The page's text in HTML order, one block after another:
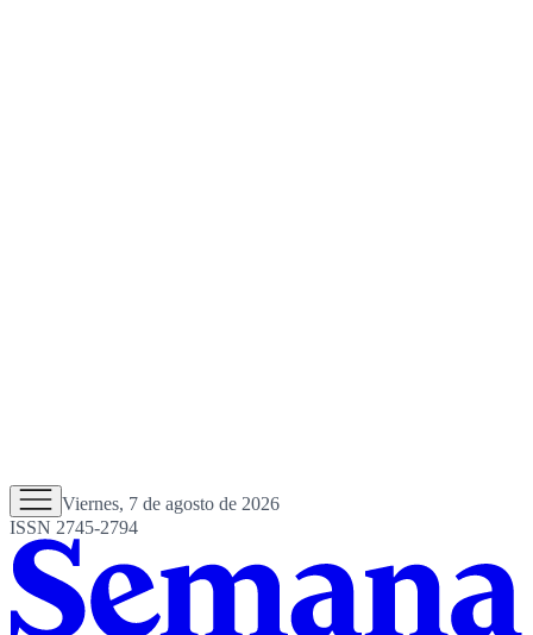
Viernes, 7 de agosto de 2026
ISSN 2745-2794